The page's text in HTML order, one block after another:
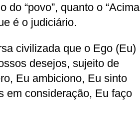
do “povo”, quanto o “Acima
é o judiciário.
civilizada que o Ego (Eu)
desejos, sujeito de
Eu ambiciono, Eu sinto
em consideração, Eu faço